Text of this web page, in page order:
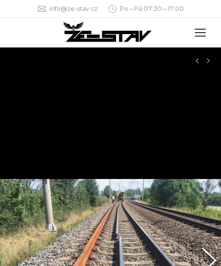
info@ze-stav.cz Po – Pá 07:30 – 17:00